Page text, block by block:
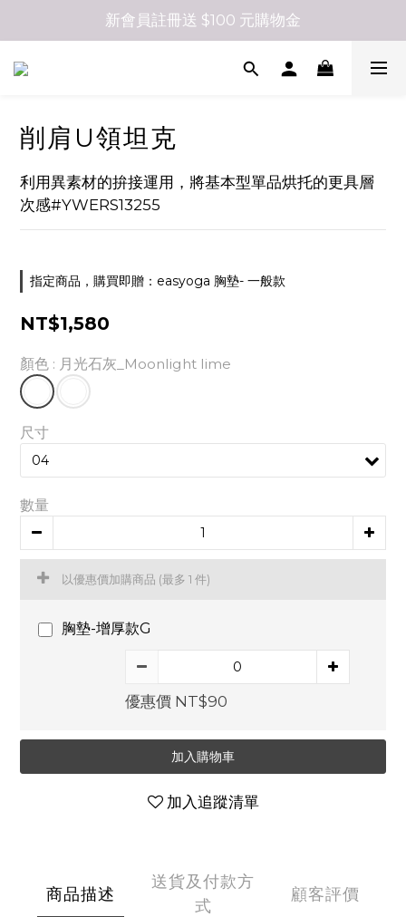
新會員註冊送 $100 元購物金
削肩U領坦克
利用異素材的拚接運用，將基本型單品烘托的更具層
次感#YWERS13255
指定商品，購買即贈：easyoga 胸墊- 一般款
NT$1,580
顏色 : 月光石灰_Moonlight lime
尺寸
數量
以優惠價加購商品 (最多 1 件)
胸墊-增厚款G
優惠價 NT$90
加入購物車
加入追蹤清單
商品描述
送貨及付款方
式
顧客評價